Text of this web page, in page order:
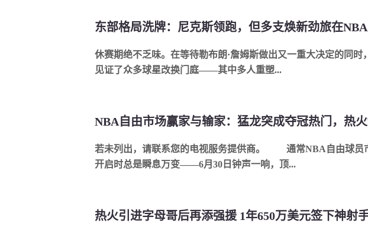
休赛期绝不乏味。在等待勒布朗·詹姆斯做出又一重大决定的同时
见证了众多球星改换门庭——其中多人重塑...
若未列出，请联系您的电视服务提供商。 通常NBA自由球员市场
开启时总是瞬息万变——6月30日钟声一响，顶...